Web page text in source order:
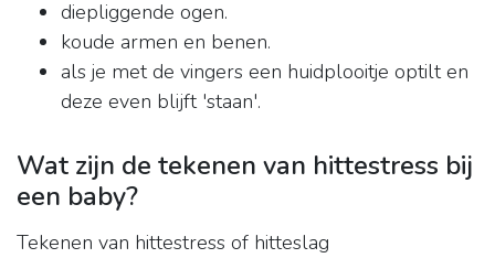
diepliggende ogen.
koude armen en benen.
als je met de vingers een huidplooitje optilt en
deze even blijft 'staan'.
Wat zijn de tekenen van hittestress bij
een baby?
Tekenen van hittestress of hitteslag